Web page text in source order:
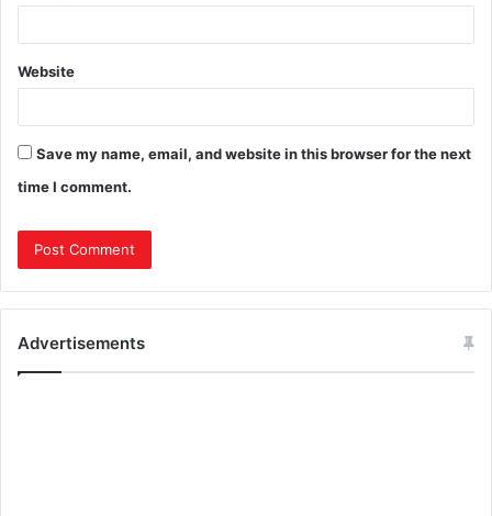
Website
Save my name, email, and website in this browser for the next
time I comment.
Advertisements